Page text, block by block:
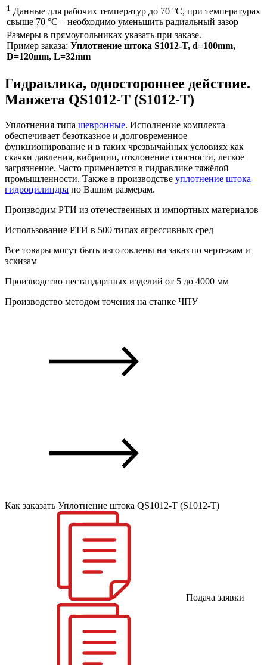
1 Данные для рабочих температур до 70 °C, при температурах
свыше 70 °C – необходимо уменьшить радиальный зазор
Размеры в прямоугольниках указать при заказе.
Пример заказа: Уплотнение штока S1012-T, d=100mm,
D=120mm, L=32mm
Гидравлика, одностороннее действие.
Манжета QS1012-T (S1012-T)
Уплотнения типа шевронные. Исполнение комплекта
обеспечивает безотказное и долговременное
функционирование и в таких чрезвычайных условиях как
скачки давления, вибрации, отклонение соосности, легкое
загрязнение. Часто применяется в гидравлике тяжёлой
промышленности. Также в производстве уплотнение штока
гидроцилиндра по Вашим размерам.
Производим РТИ из отечественных и импортных материалов
Использование РТИ в 500 типах агрессивных сред
Все товары могут быть изготовлены на заказ по чертежам и
эскизам
Производство нестандартных изделий от 5 до 4000 мм
Производство методом точения на станке ЧПУ
Как заказать Уплотнение штока QS1012-T (S1012-T)
Подача заявки